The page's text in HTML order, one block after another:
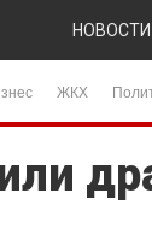
НОВОСТИ
ЖКХ